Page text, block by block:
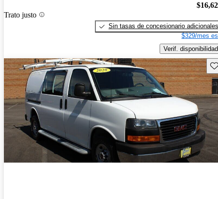
Trato justo
Sin tasas de concesionario adicionales
$329/mes
Verif. disponibilidad